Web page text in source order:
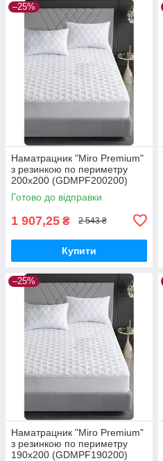
–25%
Наматрацник "Miro Premium"
з резинкою по периметру
200x200 (GDMPF200200)
Готово до відправки
1 907,25 ₴ 2 543 ₴
Купити
–25%
Наматрацник "Miro Premium"
з резинкою по периметру
190х200 (GDMPF190200)